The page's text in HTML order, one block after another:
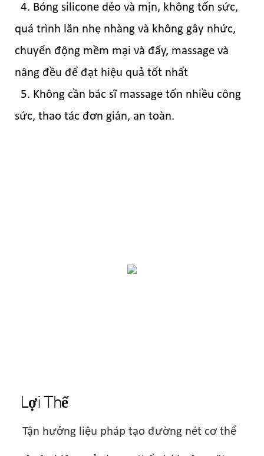
4. Bóng silicone dẻo và mịn, không tốn sức,
quá trình lăn nhẹ nhàng và không gây nhức,
chuyển động mềm mại và đẩy, massage và
nâng đều để đạt hiệu quả tốt nhất
5. Không cần bác sĩ massage tốn nhiều công
sức, thao tác đơn giản, an toàn.
Lợi Thế
Tận hưởng liệu pháp tạo đường nét cơ thể